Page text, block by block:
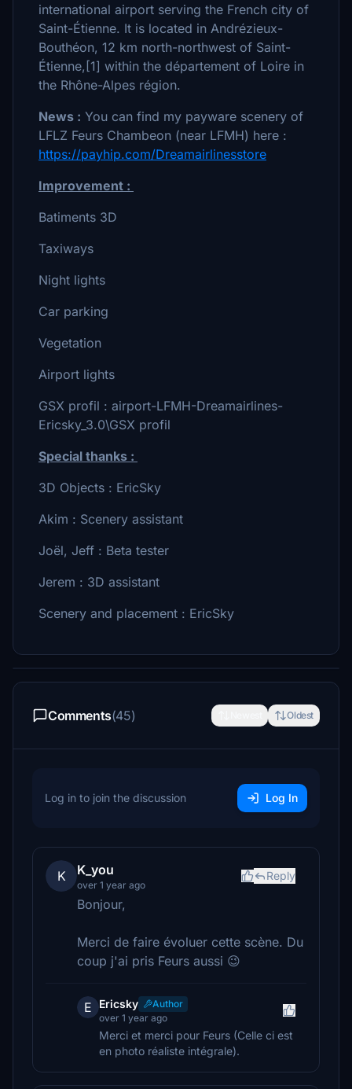
international airport serving the French city of
Saint-Étienne. It is located in Andrézieux-
Bouthéon, 12 km north-northwest of Saint-
Étienne,[1] within the département of Loire in
the Rhône-Alpes région.
News : You can find my payware scenery of
LFLZ Feurs Chambeon (near LFMH) here :
https://payhip.com/Dreamairlinesstore
Improvement :
Batiments 3D
Taxiways
Night lights
Car parking
Vegetation
Airport lights
GSX profil : airport-LFMH-Dreamairlines-
Ericsky_3.0\GSX profil
Special thanks :
3D Objects : EricSky
Akim : Scenery assistant
Joël, Jeff : Beta tester
Jerem : 3D assistant
Scenery and placement : EricSky
Comments(45) Oldest
Log in to join the discussion Log In
K K_you
over 1 year ago
Reply
Bonjour,
Merci de faire évoluer cette scène. Du
coup j'ai pris Feurs aussi 😉
E Ericsky
Author
over 1 year ago
Merci et merci pour Feurs (Celle ci est
en photo réaliste intégrale).